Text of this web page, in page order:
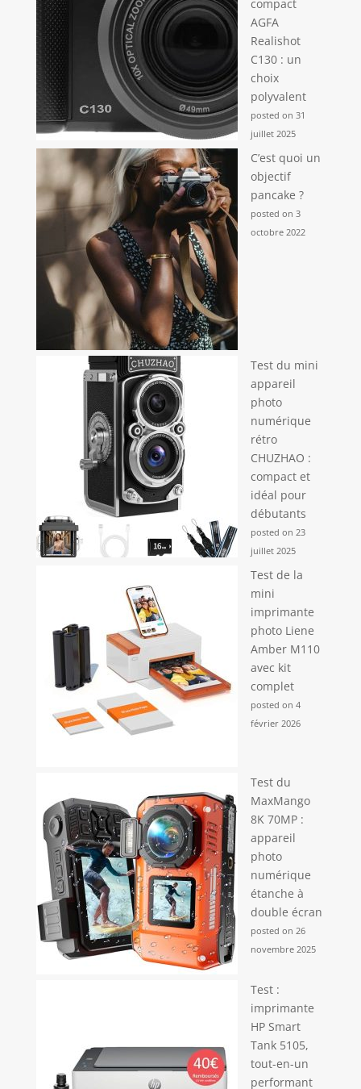
compact
AGFA
Realishot
C130 : un
choix
polyvalent
posted on 31
juillet 2025
C’est quoi un
objectif
pancake ?
posted on 3
octobre 2022
Test du mini
appareil
photo
numérique
rétro
CHUZHAO :
compact et
idéal pour
débutants
posted on 23
juillet 2025
Test de la
mini
imprimante
photo Liene
Amber M110
avec kit
complet
posted on 4
février 2026
Test du
MaxMango
8K 70MP :
appareil
photo
numérique
étanche à
double écran
posted on 26
novembre 2025
Test :
imprimante
HP Smart
Tank 5105,
tout-en-un
performant